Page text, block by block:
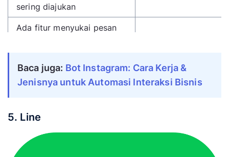
sering diajukan
Ada fitur menyukai pesan
panggilan suara atau
panggilan video
tertentu
Baca juga: Bot Instagram: Cara Kerja &
Jenisnya untuk Automasi Interaksi Bisnis
5. Line